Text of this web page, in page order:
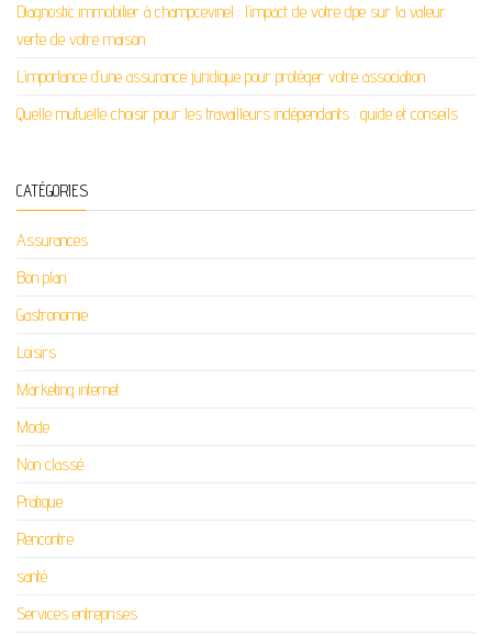
Diagnostic immobilier à champcevinel : l’impact de votre dpe sur la valeur
verte de votre maison
L’importance d’une assurance juridique pour protéger votre association
Quelle mutuelle choisir pour les travailleurs indépendants : guide et conseils
CATÉGORIES
Assurances
Bon plan
Gastronomie
Loisirs
Marketing internet
Mode
Non classé
Pratique
Rencontre
santé
Services entreprises